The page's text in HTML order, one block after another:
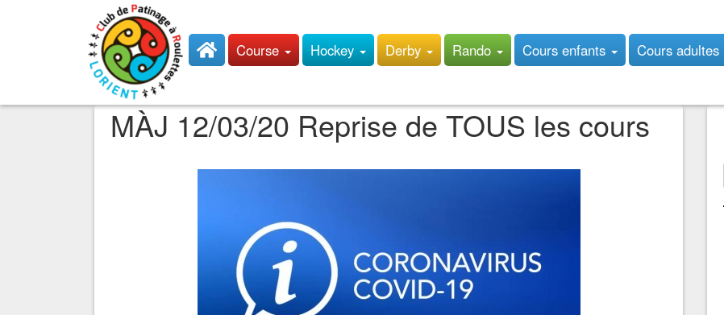
Course Hockey Derby Rando Cours enfants Cours adultes
MÀJ 12/03/20 Reprise de TOUS les cours